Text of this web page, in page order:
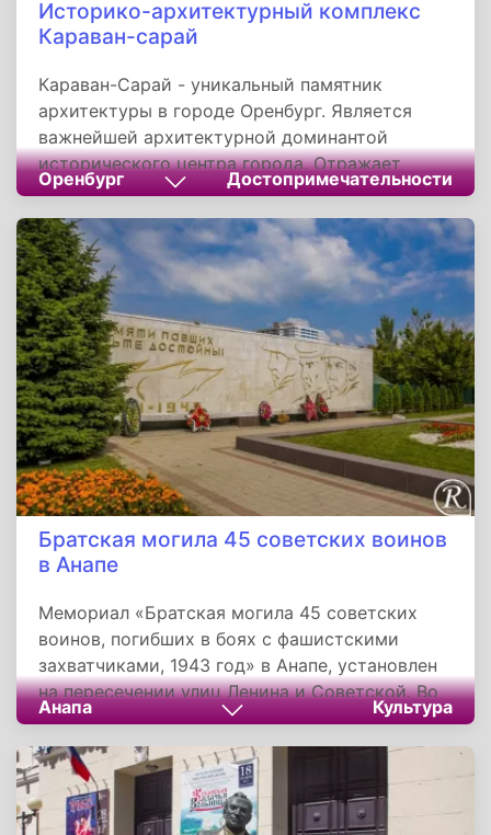
Историко-архитектурный комплекс
Караван-сарай
Караван-Сарай - уникальный памятник
архитектуры в городе Оренбург. Является
важнейшей архитектурной доминантой
исторического центра города. Отражает
стилевые и национальные особенности края
первой половины XIX века.
Оренбург Достопримечательности
Братская могила 45 советских воинов
в Анапе
Мемориал «Братская могила 45 советских
воинов, погибших в боях с фашистскими
захватчиками, 1943 год» в Анапе, установлен
на пересечении улиц Ленина и Советской. Во
время Великой Отечественной войны на этом
месте располагался передвижной госпиталь,
за которым похоронили 45 советских воинов,
умерших от ранений при освобождении
Анапы. Является памятником истории
Анапа Культура